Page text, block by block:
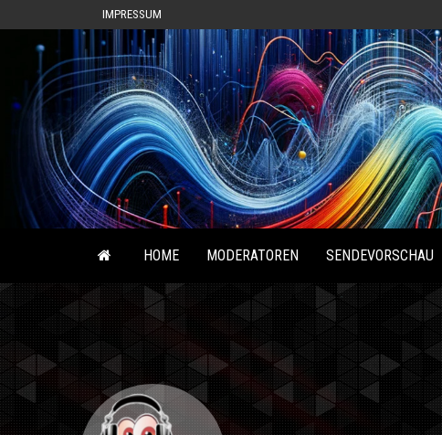
IMPRESSUM
HOME MODERATOREN SENDEVORSCHAU